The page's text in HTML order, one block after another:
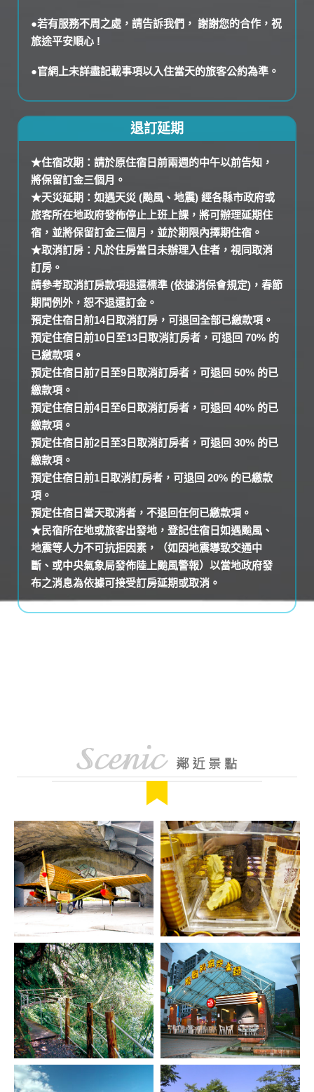
●若有服務不周之處，請告訴我們， 謝謝您的合作，祝
旅途平安順心 !
●官網上未詳盡記載事項以入住當天的旅客公約為準。
退訂延期
★住宿改期：請於原住宿日前兩週的中午以前告知，
將保留訂金三個月。
★天災延期：如遇天災 (颱風、地震) 經各縣市政府或
旅客所在地政府發佈停止上班上課，將可辦理延期住
宿，並將保留訂金三個月，並於期限內擇期住宿。
★取消訂房：凡於住房當日未辦理入住者，視同取消
訂房。
請參考取消訂房款項退還標準 (依據消保會規定)，春節
期間例外，恕不退還訂金。
預定住宿日前14日取消訂房，可退回全部已繳款項。
預定住宿日前10日至13日取消訂房者，可退回 70% 的
已繳款項。
預定住宿日前7日至9日取消訂房者，可退回 50% 的已
繳款項。
預定住宿日前4日至6日取消訂房者，可退回 40% 的已
繳款項。
預定住宿日前2日至3日取消訂房者，可退回 30% 的已
繳款項。
預定住宿日前1日取消訂房者，可退回 20% 的已繳款
項。
預定住宿日當天取消者，不退回任何已繳款項。
★民宿所在地或旅客出發地，登記住宿日如遇颱風、
地震等人力不可抗拒因素，（如因地震導致交通中
斷、或中央氣象局發佈陸上颱風警報）以當地政府發
布之消息為依據可接受訂房延期或取消。
神風特攻隊基地-員山
機堡
員山機堡位於台七線員
山鄉金山東路398號，
員山加油站約二百公尺
「金山東路與員山路交
接口」機堡為日據時期
日本神風特攻隊竹飛機
亞典蛋糕密碼館
「阿典」從黑手轉行作
烘焙，23歲籌資頂下工
廠，開始OEM代工生
涯， 39歲的他自恃
「經驗夠了！」 耗資
5000萬元，買設備、拓
廠房，推出「燒菓
林美石磐步道 湯圍溝溫泉公園